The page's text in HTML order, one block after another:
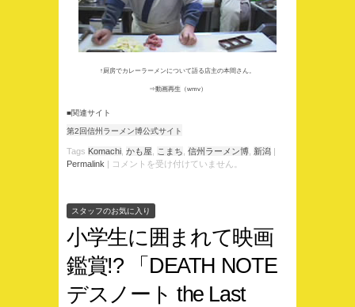
↑厨房でカレーラーメンについて語る店主の本間さん。
⇒動画再生 （wmv）
■関連サイト
第2回信州ラーメン博公式サイト
Tags Komachi かも屋 こまち 信州ラーメン博 新潟 |
Permalink | コメントを受け付けていません。
スタッフのお気に入り
小学生に囲まれて映画
鑑賞!? 「DEATH NOTE
デスノート the Last